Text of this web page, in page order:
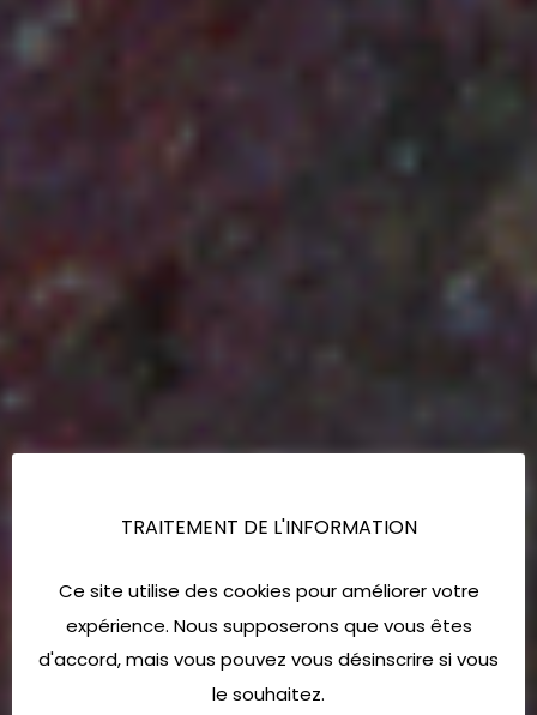
TRAITEMENT DE L'INFORMATION
Ce site utilise des cookies pour améliorer votre
expérience. Nous supposerons que vous êtes
d'accord, mais vous pouvez vous désinscrire si vous
le souhaitez.